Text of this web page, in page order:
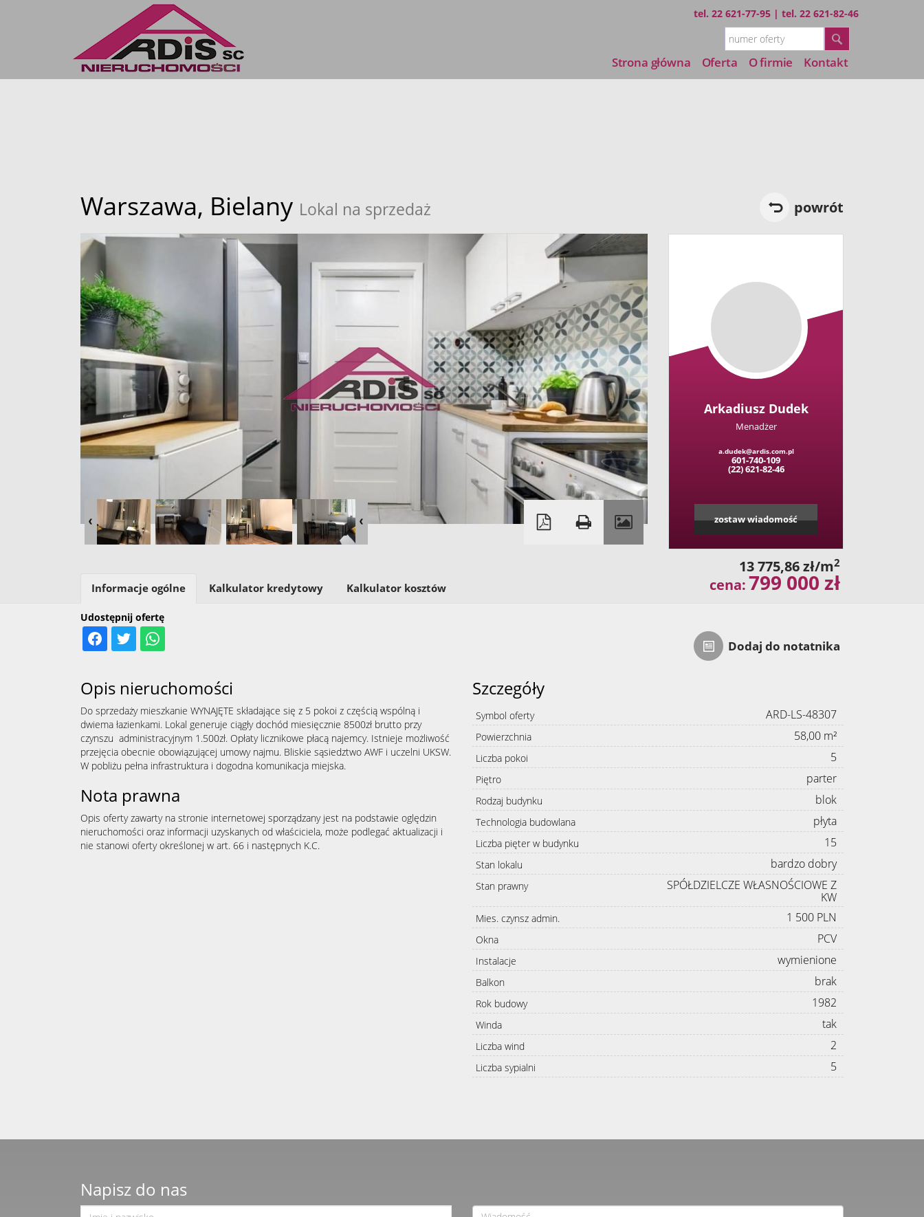
tel. 22 621-77-95 | tel. 22 621-82-46
Strona główna Oferta O firmie Kontakt
Warszawa, Bielany Lokal na sprzedaż powrót
Arkadiusz Dudek
Menadżer
a.dudek@ardis.com.pl
601-740-109
(22) 621-82-46
zostaw wiadomość
13 775,86 zł/m2
cena:799 000 zł
Dodaj do notatnika
Udostępnij ofertę
Informacje ogólne Kalkulator kredytowy Kalkulator kosztów
Opis nieruchomości
Do sprzedaży mieszkanie WYNAJĘTE składające się z 5 pokoi z częścią wspólną i
dwiema łazienkami. Lokal generuje ciągły dochód miesięcznie 8500zł brutto przy
czynszu administracyjnym 1.500zł. Opłaty licznikowe płacą najemcy. Istnieje możliwość
przejęcia obecnie obowiązującej umowy najmu. Bliskie sąsiedztwo AWF i uczelni UKSW.
W pobliżu pełna infrastruktura i dogodna komunikacja miejska.
Nota prawna
Opis oferty zawarty na stronie internetowej sporządzany jest na podstawie oględzin
nieruchomości oraz informacji uzyskanych od właściciela, może podlegać aktualizacji i
nie stanowi oferty określonej w art. 66 i następnych K.C.
Szczegóły
Symbol oferty ARD-LS-48307
Powierzchnia 58,00 m²
Liczba pokoi 5
Piętro parter
Rodzaj budynku blok
Technologia budowlana płyta
Liczba pięter w budynku 15
Stan lokalu bardzo dobry
Stan prawny
SPÓŁDZIELCZE WŁASNOŚCIOWE Z
KW
Mies. czynsz admin. 1 500 PLN
Okna PCV
Instalacje wymienione
Balkon brak
Rok budowy 1982
Winda tak
Liczba wind 2
Liczba sypialni 5
Napisz do nas